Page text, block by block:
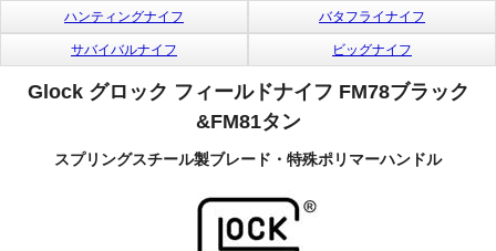
ハンティングナイフ バタフライナイフ
サバイバルナイフ ビッグナイフ
Glock グロック フィールドナイフ FM78ブラック
&FM81タン
スプリングスチール製ブレード・特殊ポリマーハンドル